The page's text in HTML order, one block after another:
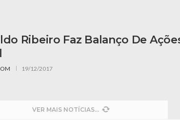
Ribeiro Faz Balanço De
19/12/2017
VER MAIS NOTÍCIAS